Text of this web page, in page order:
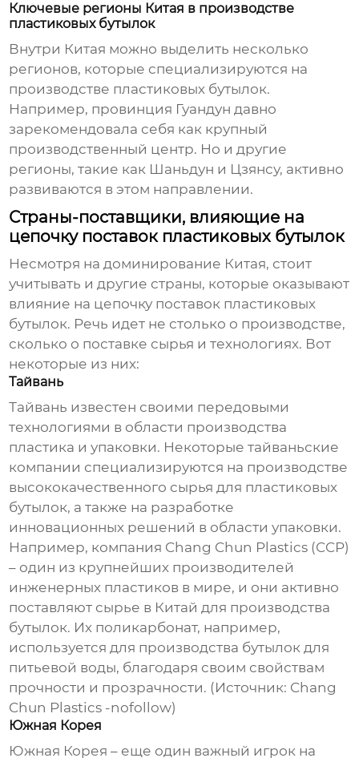
Ключевые регионы Китая в производстве
пластиковых бутылок
Внутри Китая можно выделить несколько
регионов, которые специализируются на
производстве пластиковых бутылок.
Например, провинция Гуандун давно
зарекомендовала себя как крупный
производственный центр. Но и другие
регионы, такие как Шаньдун и Цзянсу, активно
развиваются в этом направлении.
Страны-поставщики, влияющие на
цепочку поставок пластиковых бутылок
Несмотря на доминирование Китая, стоит
учитывать и другие страны, которые оказывают
влияние на цепочку поставок пластиковых
бутылок. Речь идет не столько о производстве,
сколько о поставке сырья и технологиях. Вот
некоторые из них:
Тайвань
Тайвань известен своими передовыми
технологиями в области производства
пластика и упаковки. Некоторые тайваньские
компании специализируются на производстве
высококачественного сырья для пластиковых
бутылок, а также на разработке
инновационных решений в области упаковки.
Например, компания Chang Chun Plastics (CCP)
– один из крупнейших производителей
инженерных пластиков в мире, и они активно
поставляют сырье в Китай для производства
бутылок. Их поликарбонат, например,
используется для производства бутылок для
питьевой воды, благодаря своим свойствам
прочности и прозрачности. (Источник: Chang
Chun Plastics -nofollow)
Южная Корея
Южная Корея – еще один важный игрок на